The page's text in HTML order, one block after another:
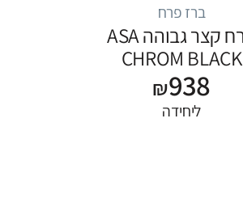
ברז פרח
פרח קצר גבוהה ASA
CHROM BLACK
₪938
ליחידה